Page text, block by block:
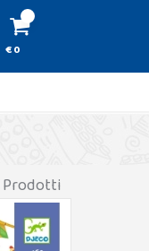
€ 0
Prodotti